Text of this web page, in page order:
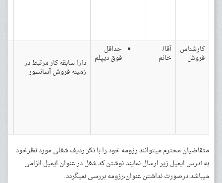
کارشناس
فروش
آقا/
خانم
حداقل
فوق دیپلم دارا سابقه کار مرتبط در
زمینه فروش آسانسور
متقاضیان محترم میتوانند رزومه خود را با ذکر ردیف شغلی مورد نظرخود
به آدرس ایمیل زیر ارسال نمایند.نوشتن کد شغل در عنوان ایمیل الزامی
میباشد.درصورت نداشتن عنوان،رزومه بررسی نمیگردد.